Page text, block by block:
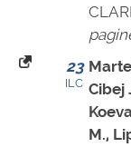
23
ILC Cibej
M.,